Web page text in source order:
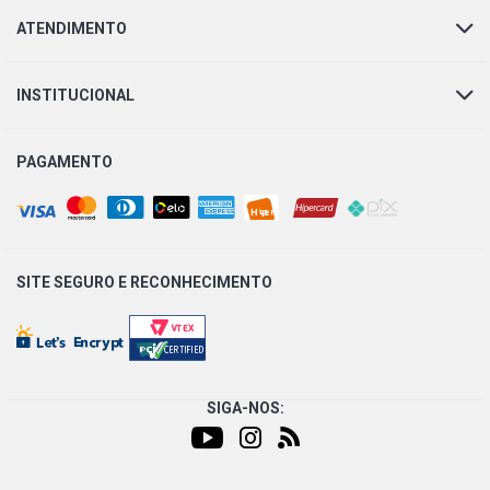
XANTIA BREAK-GLX SW 2.0 16V XU10J4D GASOLINA
COMBUSTIVEL GASOLINA
1998) COMBUSTIVEL GASOLINA
ZX VOLCANE HATCH 1.9 8V XU9JP4 GASOLINA (1993 -
1998) COMBUSTIVEL GASOLINA
ZX STD HATCH 2.0 16V XU10J4RS GASOLINA (1992 -
1996) COMBUSTIVEL GASOLINA
ATENDIMENTO
INSTITUCIONAL
PAGAMENTO
SITE SEGURO E RECONHECIMENTO
SIGA-NOS: